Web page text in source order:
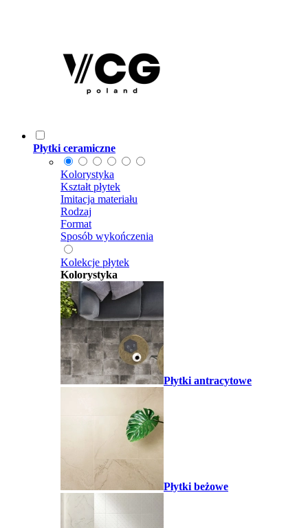
Płytki ceramiczne
Kolorystyka
Kształt płytek
Imitacja materiału
Rodzaj
Format
Sposób wykończenia
Kolekcje płytek
Kolorystyka
Płytki antracytowe
Płytki beżowe